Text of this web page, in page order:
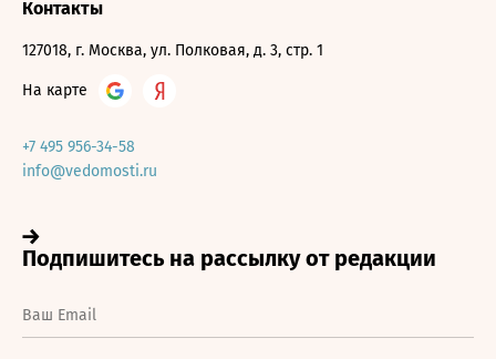
Контакты
127018, г. Москва, ул. Полковая, д. 3, стр. 1
На карте
+7 495 956-34-58
info@vedomosti.ru